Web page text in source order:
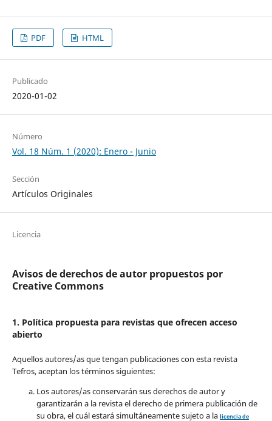
PDF HTML
Publicado
2020-01-02
Número
Vol. 18 Núm. 1 (2020): Enero - Junio
Sección
Artículos Originales
Licencia
Avisos de derechos de autor propuestos por
Creative Commons
1. Política propuesta para revistas que ofrecen acceso
abierto
Aquellos autores/as que tengan publicaciones con esta revista
Tefros, aceptan los términos siguientes:
Los autores/as conservarán sus derechos de autor y
garantizarán a la revista el derecho de primera publicación de
su obra, el cuál estará simultáneamente sujeto a la licencia de